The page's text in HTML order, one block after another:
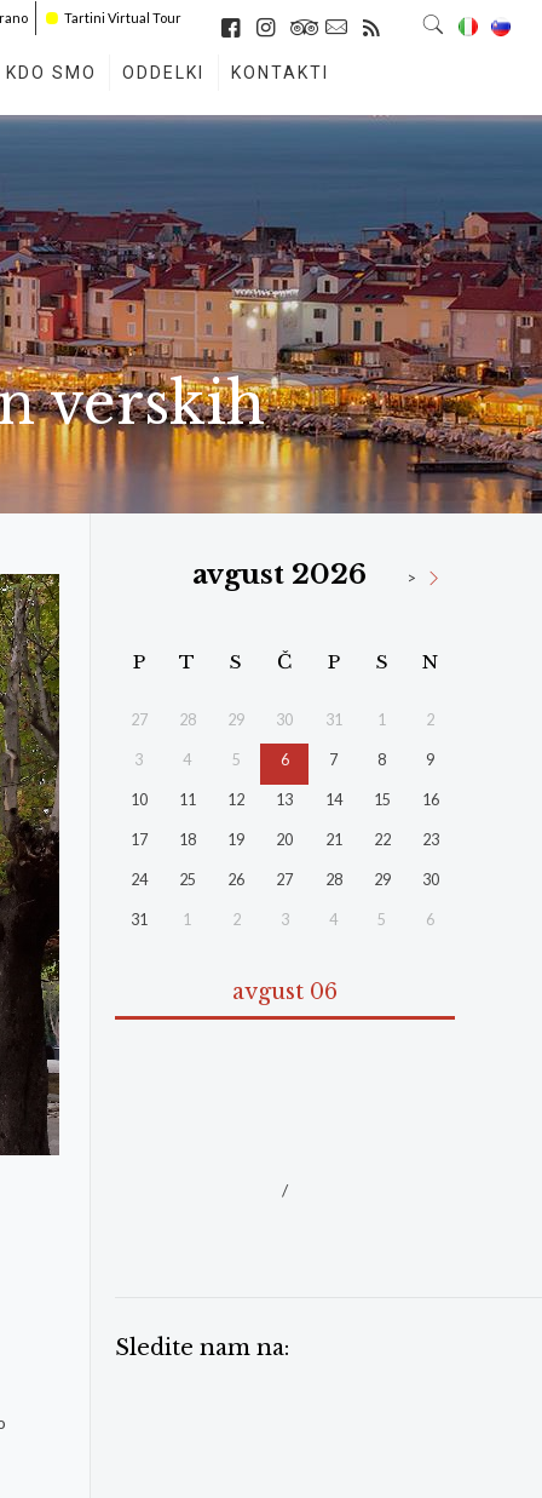
Tartini Virtual Tour
KDO SMO ODDELKI KONTAKTI
verskih
avgust 2026 >
P T S Č P S N
27 28 29 30 31 1 2
3 4 5 6 7 8 9
10 11 12 13 14 15 16
17 18 19 20 21 22 23
24 25 26 27 28 29 30
31 1 2 3 4 5 6
avgust 06
/
Sledite nam na: